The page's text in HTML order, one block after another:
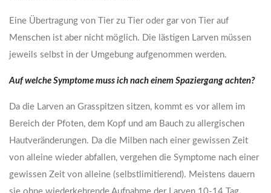
Eine Übertragung von Tier zu Tier oder gar von Tier auf
Menschen ist aber nicht möglich. Die lästigen Larven müssen
jeweils selbst in der Umgebung aufgenommen werden.
Auf welche Symptome muss ich nach einem Spaziergang achten?
Da die Larven an Grasspitzen sitzen, kommt es vor allem im
Bereich der Pfoten, dem Kopf und am Bauch zu allergischen
Hautveränderungen. Da die Milben nach einer gewissen Zeit
von alleine wieder abfallen, vergehen die Symptome nach einer
gewissen Zeit von alleine (selbstlimitierend). Meistens dauern